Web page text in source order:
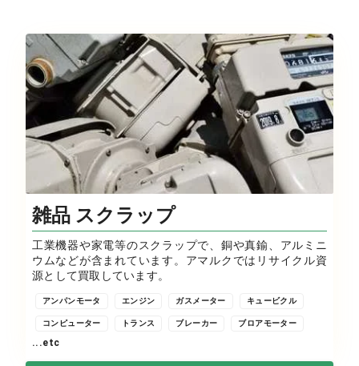
雑品 スクラップ
工業機器や家電等のスクラップで、銅や真鍮、アルミニ
ウムなどが含まれています。アマルクではリサイクル資
源として買取しています。
アンパンモータ エンジン ガスメーター キュービクル
コンピューター トランス ブレーカー ブロアモーター
...etc